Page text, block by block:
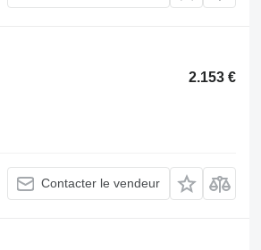
2.153 €
Contacter le vendeur